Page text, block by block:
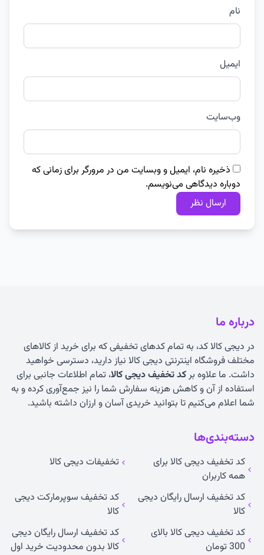
نام
ایمیل
وب‌سایت
ذخیره نام، ایمیل و وبسایت من در مرورگر برای زمانی که
دوباره دیدگاهی می‌نویسم.
درباره ما
در دیجی کالا کد، به تمام کدهای تخفیفی که برای خرید از کالاهای
مختلف فروشگاه اینترنتی دیجی کالا نیاز دارید، دسترسی خواهید
داشت. ما علاوه برکد تخفیف دیجی کالا، تمام اطلاعات جانبی برای
استفاده از آن و کاهش هزینه سفارش شما را نیز جمع‌آوری کرده و به
شما اعلام می‌کنیم تا بتوانید خریدی آسان و ارزان داشته باشید.
دسته‌بندی‌ها
کد تخفیف دیجی کالا برای
همه کاربران
تخفیفات دیجی کالا
کد تخفیف ارسال رایگان دیجی
کالا
کد تخفیف سوپرمارکت دیجی
کالا
کد تخفیف دیجی کالا بالای
300 تومان
کد تخفیف ارسال رایگان دیجی
کالا بدون محدودیت خرید اول